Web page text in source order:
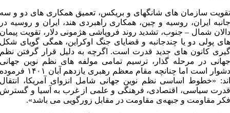
تقویت سازمان های شانگهای و بریکس، تعمیق همکاری های دو و سه
جانبه ایران، روسیه و چین، همکاری راهبردی هند، ایران و روسیه در
دالان شمال – جنوب، تشدید روند فروپاشی هژمونی دلار، تقویت پیمان
های پولی دو یا چندجانبه و قضایای جنگ اوکراین، همگی گویای شکل
گیری کانون های جدید قدرت است. اگرچه به دلیل قرار گرفتن نظم
جهانی در مرحله گذار، ترسیم تمامی مولفه های نظم نوین جهانی
دشوار است اما چنانچه مقام معظم رهبری یازدهم آبان ۱۴۰۱ فرموده
اند: «خطوط اساسی نظم نوین جهانی شامل انزوای آمریکا، انتقال
قدرت سیاسی، اقتصادی، فرهنگی و علمی از غرب به آسیا و گسترش
فکر مقاومت و جبهه‌ی مقاومت در مقابل زورگویی می باشد».